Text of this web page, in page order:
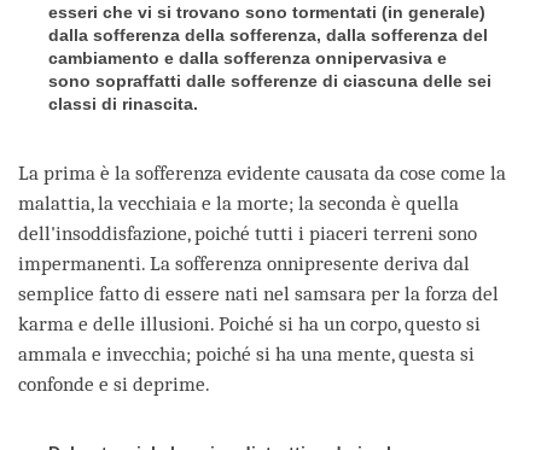
esseri che vi si trovano sono tormentati (in generale)
dalla sofferenza della sofferenza, dalla sofferenza del
cambiamento e dalla sofferenza onnipervasiva e
sono sopraffatti dalle sofferenze di ciascuna delle sei
classi di rinascita.
La prima è la sofferenza evidente causata da cose come la
malattia, la vecchiaia e la morte; la seconda è quella
dell'insoddisfazione, poiché tutti i piaceri terreni sono
impermanenti. La sofferenza onnipresente deriva dal
semplice fatto di essere nati nel samsara per la forza del
karma e delle illusioni. Poiché si ha un corpo, questo si
ammala e invecchia; poiché si ha una mente, questa si
confonde e si deprime.